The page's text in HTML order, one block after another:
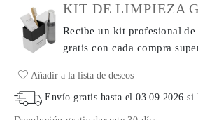
KIT DE LIMPIEZA
Recibe un kit profesional
gratis con cada compra
Añadir a la lista de deseos
Envío gratis hasta el03.09.2026 si